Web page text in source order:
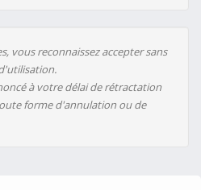
vous reconnaissez accepter sans
à votre délai de rétractation
forme d'annulation ou de